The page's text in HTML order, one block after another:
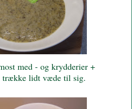
med - og krydderier +
lidt væde til sig.